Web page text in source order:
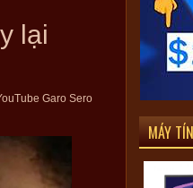
lại
Garo Sero
MÁY